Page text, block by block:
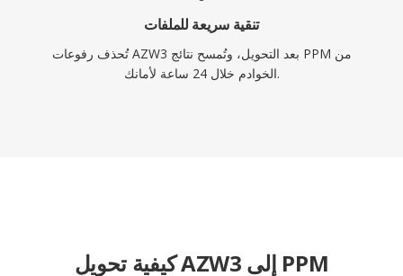
تنقية سريعة للملفات
تُحذف رفوعات AZW3 بعد التحويل، وتُمسح نتائج PPM من
الخوادم خلال 24 ساعة لأمانك.
كيفية تحويل AZW3 إلى PPM